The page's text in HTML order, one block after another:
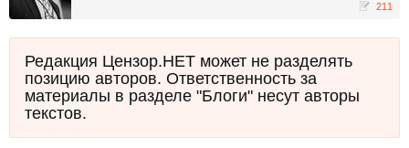
211
Редакция Цензор.НЕТ может не разделять
позицию авторов. Ответственность за
материалы в разделе "Блоги" несут авторы
текстов.